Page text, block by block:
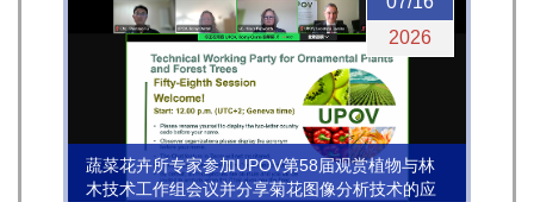
2026
蔬菜花卉所专家参加UPOV第58届观赏植物与林
木技术工作组会议并分享菊花图像分析技术的应